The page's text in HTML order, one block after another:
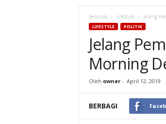
Beranda Lifestyle Jelang
LIFESTYLE POLITIK
Jelang
Morning
Oleh owner- April 12, 2019
BERBAGI